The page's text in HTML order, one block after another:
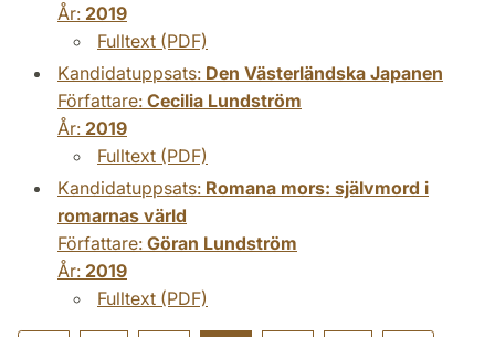
År: 2019
Fulltext (PDF)
Kandidatuppsats: Den Västerländska Japanen
Författare: Cecilia Lundström
År: 2019
Fulltext (PDF)
Kandidatuppsats: Romana mors: självmord i
romarnas värld
Författare: Göran Lundström
År: 2019
Fulltext (PDF)